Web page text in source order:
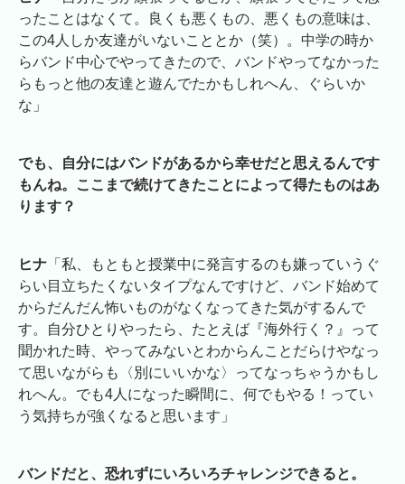
ったことはなくて。良くも悪くもの、悪くもの意味は、
この4人しか友達がいないこととか（笑）。中学の時か
らバンド中心でやってきたので、バンドやってなかった
らもっと他の友達と遊んでたかもしれへん、ぐらいか
な」
でも、自分にはバンドがあるから幸せだと思えるんです
もんね。ここまで続けてきたことによって得たものはあ
ります？
ヒナ 「私、もともと授業中に発言するのも嫌っていうぐ
らい目立ちたくないタイプなんですけど、バンド始めて
からだんだん怖いものがなくなってきた気がするんで
す。自分ひとりやったら、たとえば『海外行く？』って
聞かれた時、やってみないとわからんことだらけやなっ
て思いながらも〈別にいいかな〉ってなっちゃうかもし
れへん。でも4人になった瞬間に、何でもやる！ってい
う気持ちが強くなると思います」
バンドだと、恐れずにいろいろチャレンジできると。